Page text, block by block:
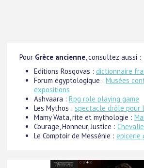
Pour Grèce ancienne, consultez aussi :
Editions Rosgovas : dictionnaire
Forum égyptologique : Musées
expositions
Ashvaara : Rpg role playing game
Les Mythos : spectacle drôle pour
Mamy Wata, rite et mythologie :
Courage, Honneur, Justice :
Le Comptoir de Messénie : epicerie